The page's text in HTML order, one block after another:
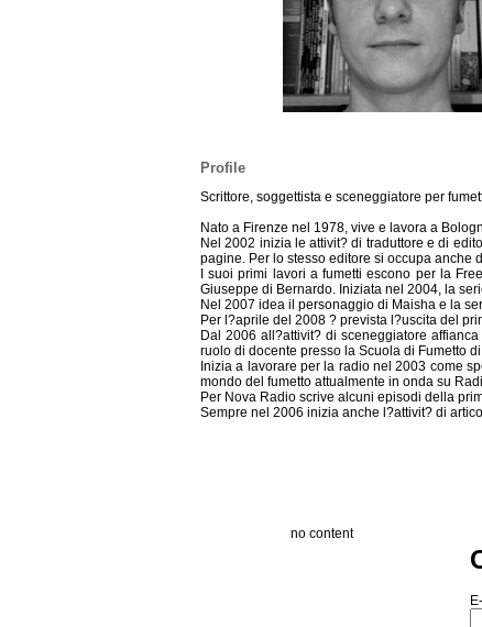
Profile
Scrittore, soggettista e sceneggiatore per
Nato a Firenze nel 1978, vive e lavora a
Nel 2002 inizia le attivit? di traduttore e di
pagine. Per lo stesso editore si occupa anche
I suoi primi lavori a fumetti escono per la
Giuseppe di Bernardo. Iniziata nel 2004, la
Nel 2007 idea il personaggio di Maisha e la
Per l?aprile del 2008 ? prevista l?uscita del
Dal 2006 all?attivit? di sceneggiatore
ruolo di docente presso la Scuola di Fumetto
Inizia a lavorare per la radio nel 2003 come
mondo del fumetto attualmente in onda su
Per Nova Radio scrive alcuni episodi della
Sempre nel 2006 inizia anche l?attivit? di
no content